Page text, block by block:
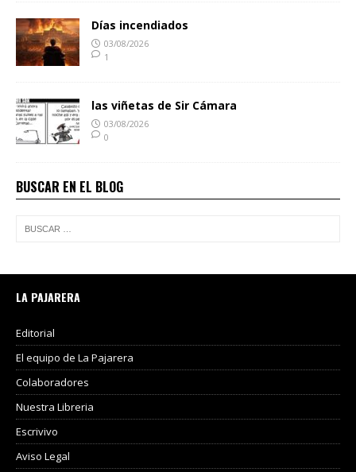
Días incendiados
03/08/2026
1
las viñetas de Sir Cámara
03/08/2026
0
BUSCAR EN EL BLOG
LA PAJARERA
Editorial
El equipo de La Pajarera
Colaboradores
Nuestra Libreria
Escrivivo
Aviso Legal